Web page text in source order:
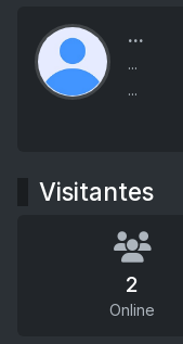
...
...
...
Visitantes
2
Online